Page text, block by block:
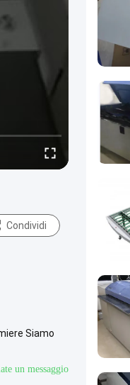
Condividi
Siamo
un messaggio